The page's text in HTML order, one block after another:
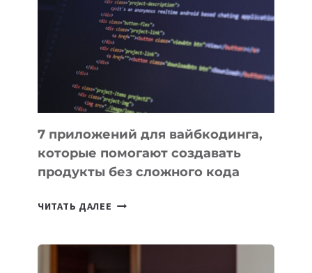
ИНСТРУМЕНТОВ
ДЛЯ
РАБОТЫ
7 приложений для вайбкодинга,
которые помогают создавать
продукты без сложного кода
ЧИТАТЬ ДАЛЕЕ